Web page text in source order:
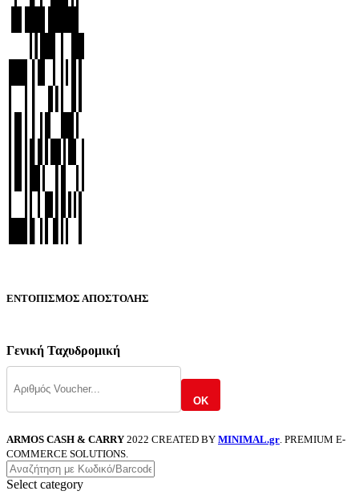
ΕΝΤΟΠΙΣΜΟΣ ΑΠΟΣΤΟΛΗΣ
Γενική Ταχυδρομική
OK
ARMOS CASH & CARRY 2022 CREATED BY MINIMAL.gr . PREMIUM E-
COMMERCE SOLUTIONS.
Select category